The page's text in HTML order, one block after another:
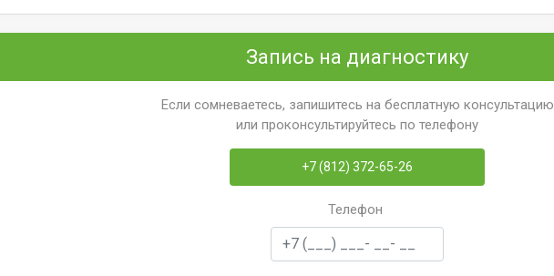
Запись на диагностику
Если сомневаетесь, запишитесь на бесплатную консультацию
или проконсультируйтесь по телефону
+7 (812) 372-65-26
Телефон